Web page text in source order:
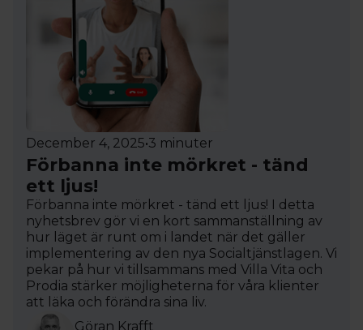
December 4, 2025•3 minuter
Förbanna inte mörkret - tänd
ett ljus!
Förbanna inte mörkret - tänd ett ljus! I detta
nyhetsbrev gör vi en kort sammanställning av
hur läget är runt om i landet när det gäller
implementering av den nya Socialtjänstlagen. Vi
pekar på hur vi tillsammans med Villa Vita och
Prodia stärker möjligheterna för våra klienter
att läka och förändra sina liv.
Göran Krafft